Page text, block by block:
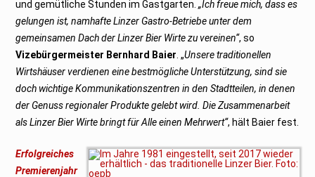
und gemütliche Stunden im Gastgarten.„Ich freue mich, dass es
gelungen ist, namhafte Linzer Gastro-Betriebe unter dem
gemeinsamen Dach der Linzer Bier Wirte zu vereinen“, so
Vizebürgermeister Bernhard Baier . „Unsere traditionellen
Wirtshäuser verdienen eine bestmögliche Unterstützung, sind sie
doch wichtige Kommunikationszentren in den Stadtteilen, in denen
der Genuss regionaler Produkte gelebt wird. Die Zusammenarbeit
als Linzer Bier Wirte bringt für Alle einen Mehrwert“, hält Baier fest.
Erfolgreiches
Premierenjahr